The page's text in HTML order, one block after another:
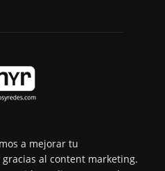
a mejorar tu
al content marketing.